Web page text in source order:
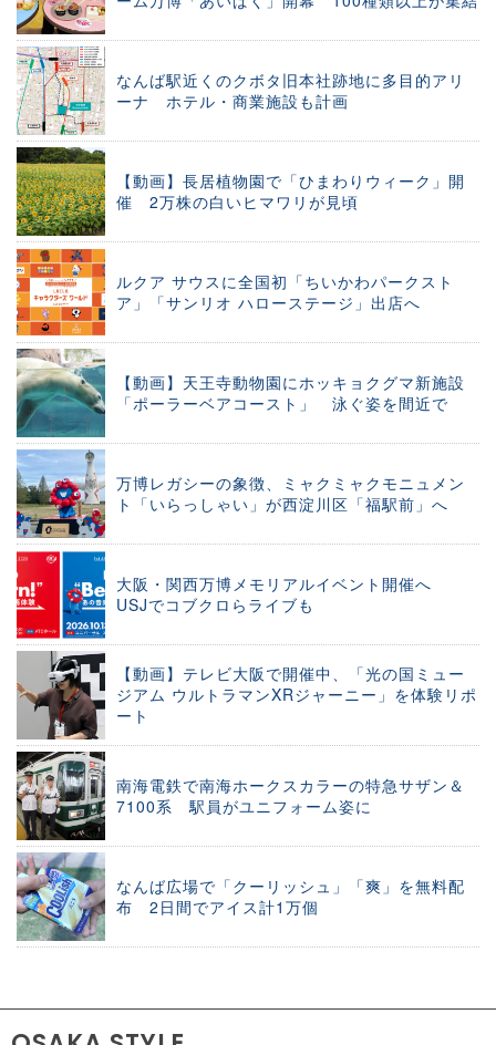
なんば駅近くのクボタ旧本社跡地に多目的アリ
ーナ ホテル・商業施設も計画
【動画】長居植物園で「ひまわりウィーク」開
催 2万株の白いヒマワリが見頃
ルクア サウスに全国初「ちいかわパークスト
ア」「サンリオ ハローステージ」出店へ
【動画】天王寺動物園にホッキョクグマ新施設
「ポーラーベアコースト」 泳ぐ姿を間近で
万博レガシーの象徴、ミャクミャクモニュメン
ト「いらっしゃい」が西淀川区「福駅前」へ
大阪・関西万博メモリアルイベント開催へ
USJでコブクロらライブも
【動画】テレビ大阪で開催中、「光の国ミュー
ジアム ウルトラマンXRジャーニー」を体験リポ
ート
南海電鉄で南海ホークスカラーの特急サザン＆
7100系 駅員がユニフォーム姿に
なんば広場で「クーリッシュ」「爽」を無料配
布 2日間でアイス計1万個